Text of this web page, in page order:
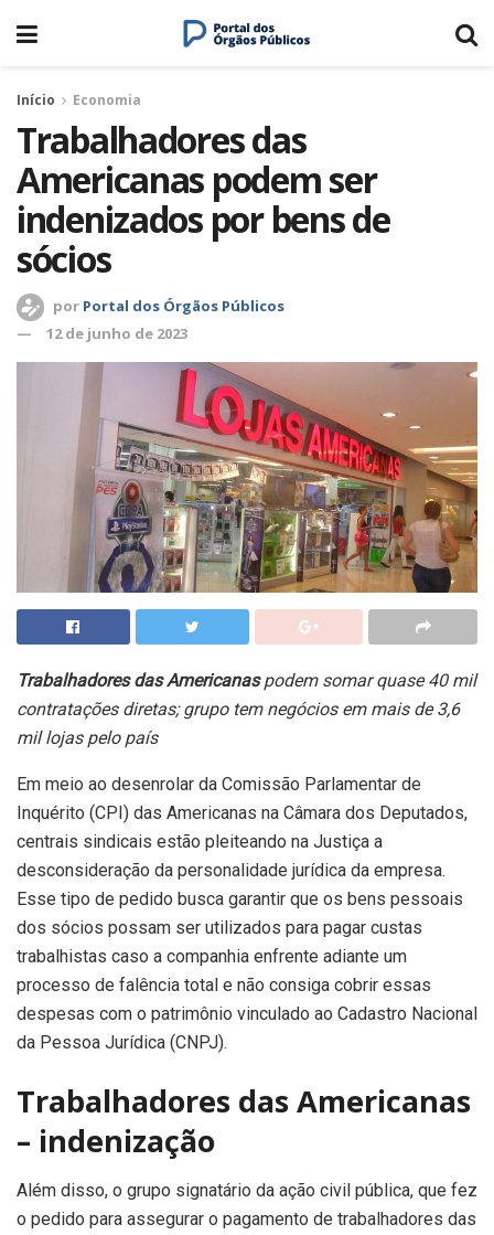
Início Economia
Trabalhadores das
Americanas podem ser
indenizados por bens de
sócios
por Portal dos Órgãos Públicos
12 de junho de 2023
Trabalhadores das Americanaspodem somar quase 40 mil
contratações diretas; grupo tem negócios em mais de 3,6
mil lojas pelo país
Em meio ao desenrolar da Comissão Parlamentar de
Inquérito (CPI) das Americanas na Câmara dos Deputados,
centrais sindicais estão pleiteando na Justiça a
desconsideração da personalidade jurídica da empresa.
Esse tipo de pedido busca garantir que os bens pessoais
dos sócios possam ser utilizados para pagar custas
trabalhistas caso a companhia enfrente adiante um
processo de falência total e não consiga cobrir essas
despesas com o patrimônio vinculado ao Cadastro Nacional
da Pessoa Jurídica (CNPJ).
Trabalhadores das Americanas
– indenização
Além disso, o grupo signatário da ação civil pública, que fez
o pedido para assegurar o pagamento de trabalhadores das